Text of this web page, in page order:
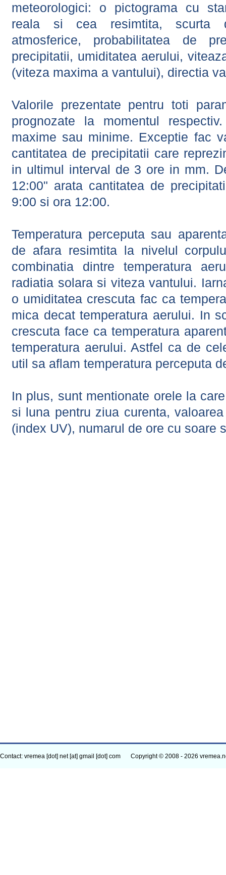
meteorologici: o pictograma cu
reala si cea resimtita, scurta
atmosferice, probabilitatea de
precipitatii, umiditatea aerului,
(viteza maxima a vantului), directia
Valorile prezentate pentru toti
prognozate la momentul
maxime sau minime. Exceptie fac
cantitatea de precipitatii care
in ultimul interval de 3 ore in mm.
12:00" arata cantitatea de
9:00 si ora 12:00.
Temperatura perceputa sau
de afara resimtita la nivelul
combinatia dintre temperatura
radiatia solara si viteza vantului.
o umiditatea crescuta fac ca
mica decat temperatura aerului. In
crescuta face ca temperatura
temperatura aerului. Astfel ca de
util sa aflam temperatura perceputa
In plus, sunt mentionate orele la
si luna pentru ziua curenta,
(index UV), numarul de ore cu soare
Contact: vremea [dot] net [at] gmail [dot] com Copyright © 2008 - 2026